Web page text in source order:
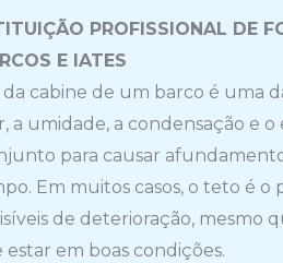
PROFISSIONAL DE
E IATES
cabine de um barco é uma
a umidade, a condensação e
para causar
Em muitos casos, o teto é
de deterioração, mesmo
estar em boas condições.